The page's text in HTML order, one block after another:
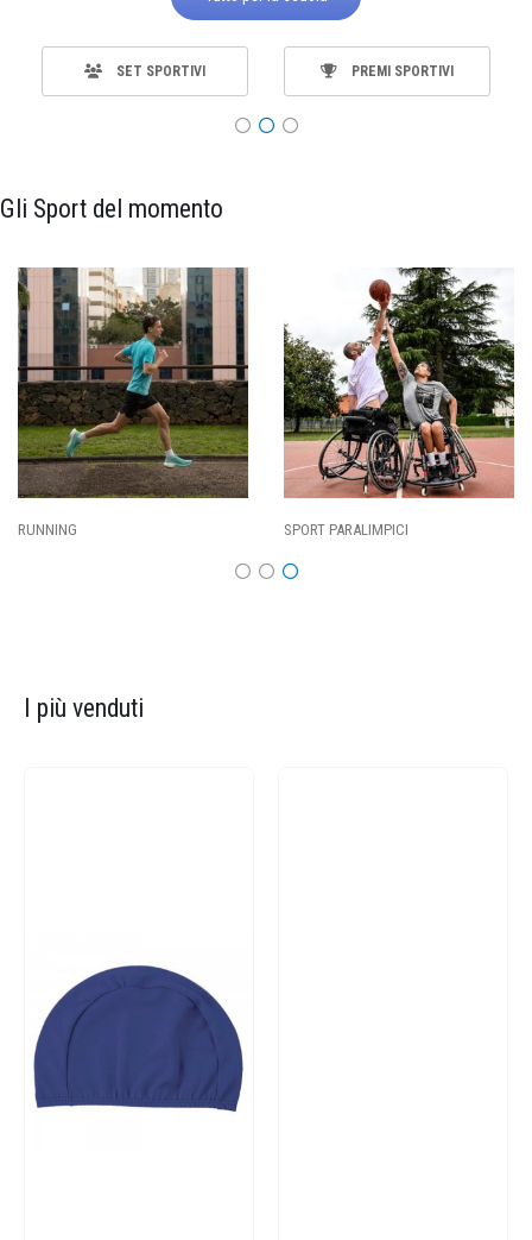
SET SPORTIVI PREMI SPORTIVI
Gli Sport del momento
SPORT PARALIMPICI
I più venduti